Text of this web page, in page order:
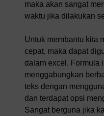
maka akan sangat
waktu jika dilakukan
Untuk membantu kita
cepat, maka dapat
dalam excel. Formula
menggabungkan
teks dengan
dan terdapat opsi
Sangat berguna jika